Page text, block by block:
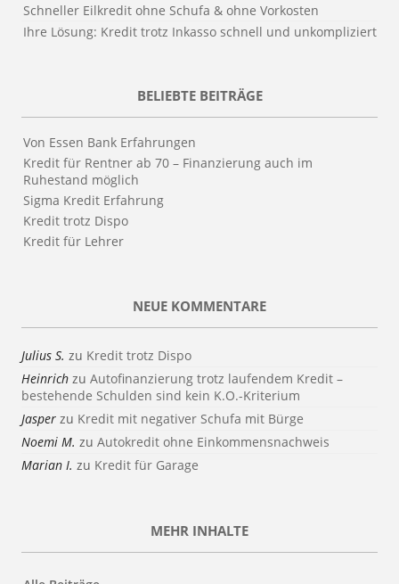
Schneller Eilkredit ohne Schufa & ohne Vorkosten
Ihre Lösung: Kredit trotz Inkasso schnell und unkompliziert
BELIEBTE BEITRÄGE
Von Essen Bank Erfahrungen
Kredit für Rentner ab 70 – Finanzierung auch im
Ruhestand möglich
Sigma Kredit Erfahrung
Kredit trotz Dispo
Kredit für Lehrer
NEUE KOMMENTARE
Julius S. zu Kredit trotz Dispo
Heinrich zu Autofinanzierung trotz laufendem Kredit –
bestehende Schulden sind kein K.O.-Kriterium
Jasper zu Kredit mit negativer Schufa mit Bürge
Noemi M. zu Autokredit ohne Einkommensnachweis
Marian I. zu Kredit für Garage
MEHR INHALTE